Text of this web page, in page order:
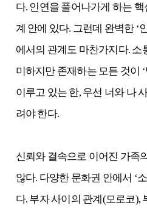
다. 인연을 풀어나가게 하는
계 안에 있다. 그런데 완벽한 ‘
에서의 관계도 마찬가지다. 소
미하지만 존재하는 모든 것이
이루고 있는 한, 우선 너와 나
려야 한다.
신뢰와 결속으로 이어진 가족
않다. 다양한 문화권 안에서 ‘
다. 부자 사이의 관계(모로코),